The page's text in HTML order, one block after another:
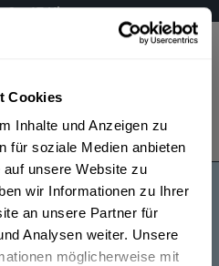
Cookies
Inhalte und Anzeigen zu
für soziale Medien anbieten
unsere Website zu
wir Informationen zu Ihrer
an unsere Partner für
Analysen weiter. Unsere
möglicherweise mit
9 – 17 Uhr
Bestellung widerrufen
Es gilt unsere Datenschutzerklärung